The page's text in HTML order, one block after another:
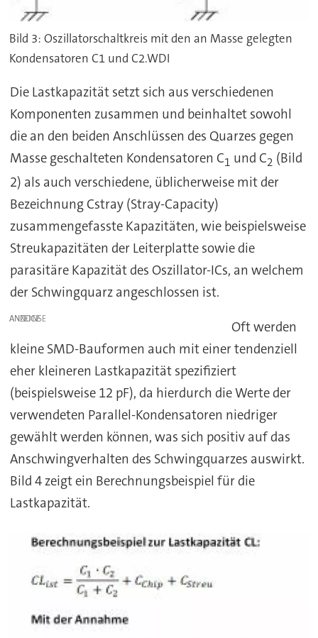
Bild 3: Oszillatorschaltkreis mit den an Masse gelegten
Kondensatoren C1 und C2.WDI
Die Lastkapazität setzt sich aus verschiedenen
Komponenten zusammen und beinhaltet sowohl
die an den beiden Anschlüssen des Quarzes gegen
Masse geschalteten Kondensatoren C1 und C2 (Bild
2) als auch verschiedene, üblicherweise mit der
Bezeichnung Cstray (Stray-Capacity)
zusammengefasste Kapazitäten, wie beispielsweise
Streukapazitäten der Leiterplatte sowie die
parasitäre Kapazität des Oszillator-ICs, an welchem
der Schwingquarz angeschlossen ist.
ANZEIGE
Oft werden
kleine SMD-Bauformen auch mit einer tendenziell
eher kleineren Lastkapazität spezifiziert
(beispielsweise 12 pF), da hierdurch die Werte der
verwendeten Parallel-Kondensatoren niedriger
gewählt werden können, was sich positiv auf das
Anschwingverhalten des Schwingquarzes auswirkt.
Bild 4 zeigt ein Berechnungsbeispiel für die
Lastkapazität.